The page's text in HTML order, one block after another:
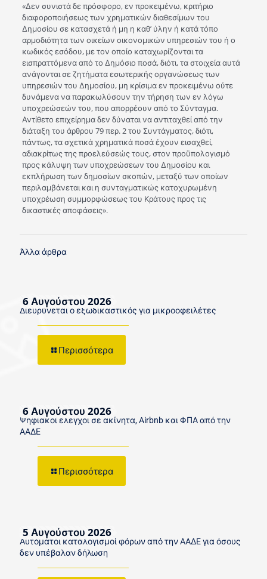
«Δεν συνιστά δε πρόσφορο, εν προκειμένω, κριτήριο
διαφοροποιήσεως των χρηματικών διαθεσίμων του
Δημοσίου σε κατασχετά ή μη η καθ’ ύλην ή κατά τόπο
αρμοδιότητα των οικείων οικονομικών υπηρεσιών του ή ο
κωδικός εσόδου, με τον οποίο καταχωρίζονται τα
εισπραττόμενα από το Δημόσιο ποσά, διότι, τα στοιχεία αυτά
ανάγονται σε ζητήματα εσωτερικής οργανώσεως των
υπηρεσιών του Δημοσίου, μη κρίσιμα εν προκειμένω ούτε
δυνάμενα να παρακωλύσουν την τήρηση των εν λόγω
υποχρεώσεών του, που απορρέουν από το Σύνταγμα.
Αντίθετο επιχείρημα δεν δύναται να αντιταχθεί από την
διάταξη του άρθρου 79 περ. 2 του Συντάγματος, διότι,
πάντως, τα σχετικά χρηματικά ποσά έχουν εισαχθεί,
αδιακρίτως της προελεύσεώς τους, στον προϋπολογισμό
προς κάλυψη των υποχρεώσεων του Δημοσίου και
εκπλήρωση των δημοσίων σκοπών, μεταξύ των οποίων
περιλαμβάνεται και η συνταγματικώς κατοχυρωμένη
υποχρέωση συμμορφώσεως του Κράτους προς τις
δικαστικές αποφάσεις».
Άλλα άρθρα
6 Αυγούστου 2026
Διευρύνεται ο εξωδικαστικός για μικροοφειλέτες
Περισσότερα
6 Αυγούστου 2026
Ψηφιακοί έλεγχοι σε ακίνητα, Airbnb και ΦΠΑ από την
ΑΑΔΕ
Περισσότερα
5 Αυγούστου 2026
Αυτόματοι καταλογισμοί φόρων από την ΑΑΔΕ για όσους
δεν υπέβαλαν δήλωση